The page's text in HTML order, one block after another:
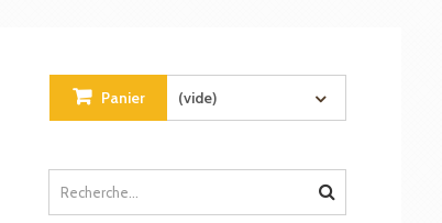
Panier (vide)